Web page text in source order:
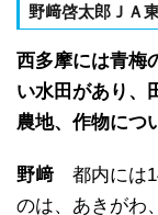
野﨑啓太郎ＪＡ
西多摩には青梅
い水田があり、
農地、作物につ
野﨑 都内には
のは、あきがわ